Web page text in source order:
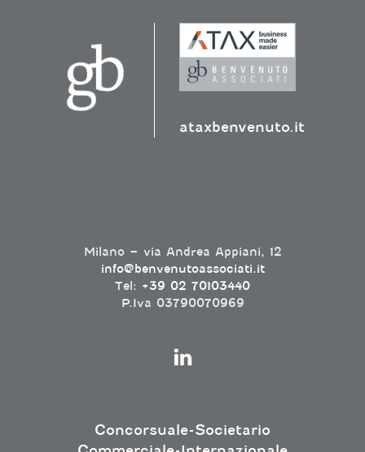
ataxbenvenuto.it
Milano – via Andrea Appiani, 12
info@benvenutoassociati.it
Tel: +39 02 70103440
P.Iva 03790070969
Concorsuale-Societario